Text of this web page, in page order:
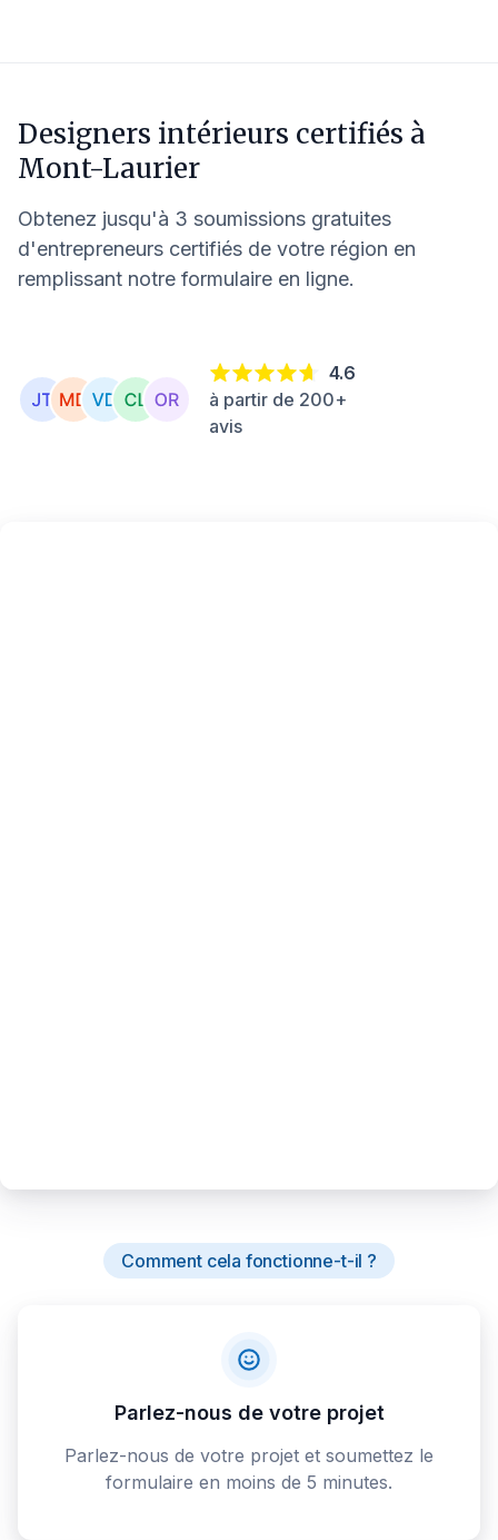
Designers intérieurs certifiés à
Mont-Laurier
Obtenez jusqu'à 3 soumissions gratuites
d'entrepreneurs certifiés de votre région en
remplissant notre formulaire en ligne.
4.6
à partir de 200+
avis
Comment cela fonctionne-t-il ?
Parlez-nous de votre projet
Parlez-nous de votre projet et soumettez le
formulaire en moins de 5 minutes.